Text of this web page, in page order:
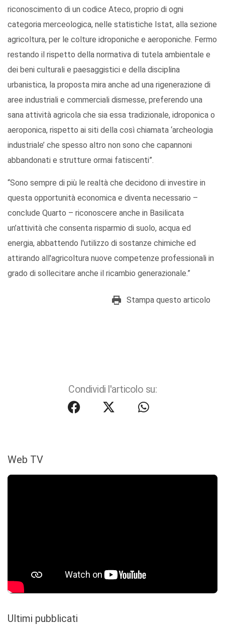
riconoscimento di un codice Ateco, proprio di ogni
categoria merceologica, nelle statistiche Istat, alla sezione
agricoltura, per le colture idroponiche e aeroponiche. Fermo
restando il rispetto della normativa di tutela ambientale e
dei beni culturali e paesaggistici e della disciplina
urbanistica, la proposta mira anche ad una rigenerazione di
aree industriali e commerciali dismesse, preferendo una
sana attività agricola che sia essa tradizionale, idroponica o
aeroponica, rispetto ai siti della così chiamata ‘archeologia
industriale’ che spesso altro non sono che capannoni
abbandonati e strutture ormai fatiscenti”.
“Sono sempre di più le realtà che decidono di investire in
questa opportunità economica e diventa necessario –
conclude Quarto – riconoscere anche in Basilicata
un’attività che consenta risparmio di suolo, acqua ed
energia, abbattendo l'utilizzo di sostanze chimiche ed
attirando all'agricoltura nuove competenze professionali in
grado di sollecitare anche il ricambio generazionale.”
Stampa questo articolo
Condividi l'articolo su:
Web TV
Ultimi pubblicati